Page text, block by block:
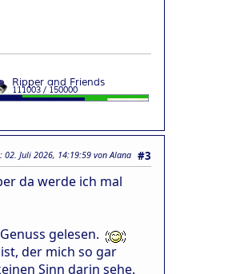
#3
: 02. Juli 2026, 14:19:59 von Alana
da werde ich mal
gelesen.
der mich so gar
Sinn darin sehe.